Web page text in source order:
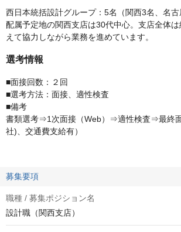
西日本統括設計グループ：5名（関西3名、名古
配属予定地の関西支店は30代中心。支店全体
えて協力しながら業務を進めています。
選考情報
■面接回数：２回
■選考方法：面接、適性検査
■備考
書類選考⇒1次面接（Web）⇒適性検査⇒最終
社)、交通費支給有）
募集要項
職種 / 募集ポジション名
設計職（関西支店）